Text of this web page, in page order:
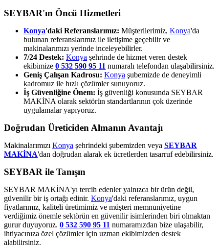
SEYBAR'ın Öncü Hizmetleri
Konya'daki Referanslarımız: Müşterilerimiz, Konya'da
bulunan referanslarımız ile iletişime geçebilir ve
makinalarımızı yerinde inceleyebilirler.
7/24 Destek: Konya şehrinde de hizmet veren destek
ekibimize 0 532 590 95 11 numaralı telefondan ulaşabilirsiniz.
Geniş Çalışan Kadrosu: Konya şubemizde de deneyimli
kadromuz ile hızlı çözümler sunuyoruz.
İş Güvenliğine Önem: İş güvenliği konusunda SEYBAR
MAKİNA olarak sektörün standartlarının çok üzerinde
uygulamalar yapıyoruz.
Doğrudan Üreticiden Almanın Avantajı
Makinalarımızı Konya şehrindeki şubemizden veya SEYBAR
MAKİNA'dan doğrudan alarak ek ücretlerden tasarruf edebilirsiniz.
SEYBAR ile Tanışın
SEYBAR MAKİNA'yı tercih edenler yalnızca bir ürün değil,
güvenilir bir iş ortağı edinir. Konya'daki referanslarımız, uygun
fiyatlarımız, kaliteli üretimimiz ve müşteri memnuniyetine
verdiğimiz önemle sektörün en güvenilir isimlerinden biri olmaktan
gurur duyuyoruz. 0 532 590 95 11 numaramızdan bize ulaşabilir,
ihtiyacınıza özel çözümler için uzman ekibimizden destek
alabilirsiniz.